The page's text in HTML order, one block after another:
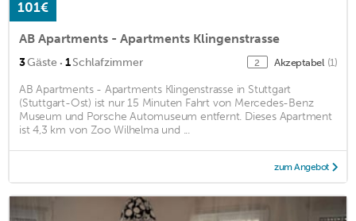
101€
AB Apartments - Apartments Klingenstrasse
3Gäste · 1Schlafzimmer 2 Akzeptabel (1)
AB Apartments - Apartments Klingenstrasse in Stuttgart
(Stuttgart-Ost) ist nur 15 Minuten Fahrt von Mercedes-Benz
Museum und Porsche Automuseum entfernt. Dieses Apartment
ist 4,3 km von Zoo Wilhelma und ...
zum Angebot